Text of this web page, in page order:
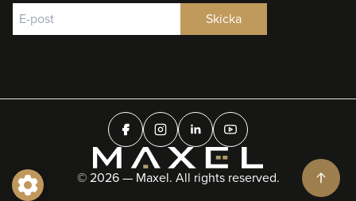
© 2026 — Maxel. All rights reserved.